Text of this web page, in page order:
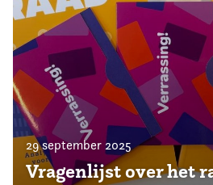
29 september 2025
Vragenlijst over het